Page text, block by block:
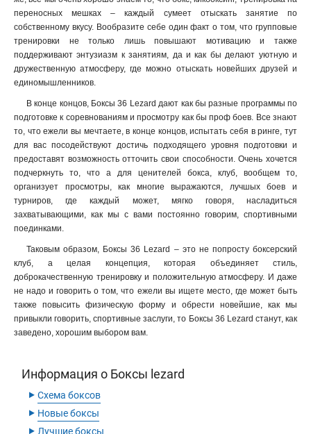
переносных мешках – каждый сумеет отыскать занятие по
собственному вкусу. Вообразите себе один факт о том, что групповые
тренировки не только лишь повышают мотивацию и также
поддерживают энтузиазм к занятиям, да и как бы делают уютную и
дружественную атмосферу, где можно отыскать новейших друзей и
единомышленников.
В конце концов, Боксы 36 Lezard дают как бы разные программы по
подготовке к соревнованиям и просмотру как бы проф боев. Все знают
то, что ежели вы мечтаете, в конце концов, испытать себя в ринге, тут
для вас посодействуют достичь подходящего уровня подготовки и
предоставят возможность отточить свои способности. Очень хочется
подчеркнуть то, что а для ценителей бокса, клуб, вообщем то,
организует просмотры, как многие выражаются, лучшых боев и
турниров, где каждый может, мягко говоря, насладиться
захватывающими, как мы с вами постоянно говорим, спортивными
поединками.
Таковым образом, Боксы 36 Lezard – это не попросту боксерский
клуб, а целая концепция, которая объединяет стиль,
доброкачественную тренировку и положительную атмосферу. И даже
не надо и говорить о том, что ежели вы ищете место, где может быть
также повысить физическую форму и обрести новейшие, как мы
привыкли говорить, спортивные заслуги, то Боксы 36 Lezard станут, как
заведено, хорошим выбором вам.
Информация о Боксы lezard
‣ Схема боксов
‣ Новые боксы
Лучшие боксы